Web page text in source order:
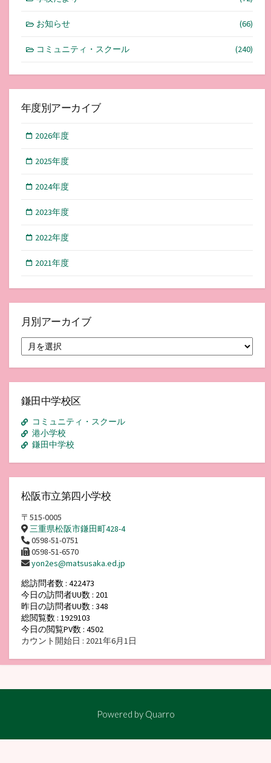
お知らせ (66)
コミュニティ・スクール (240)
年度別アーカイブ
2026年度
2025年度
2024年度
2023年度
2022年度
2021年度
月別アーカイブ
別
ア
イ
鎌田中学校区
コミュニティ・スクール
港小学校
鎌田中学校
松阪市立第四小学校
〒515-0005
三重県松阪市鎌田町428-4
0598-51-0751
0598-51-6570
yon2es@matsusaka.ed.jp
総訪問者数 : 422473
今日の訪問者UU数 : 201
昨日の訪問者UU数 : 348
総閲覧数 : 1929103
今日の閲覧PV数 : 4502
カウント開始日 : 2021年6月1日
Powered by Quarro